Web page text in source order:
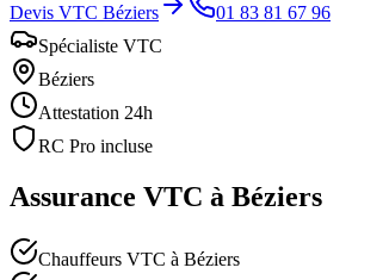
Devis VTC Béziers
01 83 81 67 96
Spécialiste VTC
Béziers
Attestation 24h
RC Pro incluse
Assurance VTC à Béziers
Chauffeurs VTC à Béziers